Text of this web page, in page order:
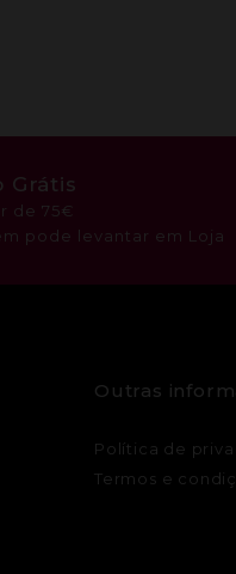
Grátis
de 75€
pode levantar em Loja
Outras
Política de
Termos e